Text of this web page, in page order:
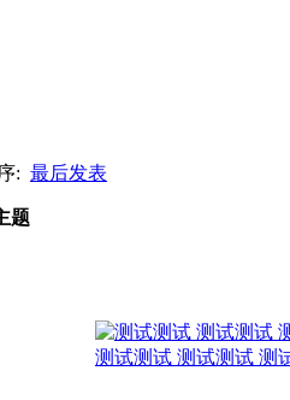
: 最后发表
题